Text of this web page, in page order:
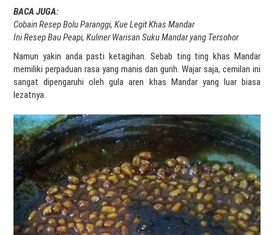
BACA JUGA:
Cobain Resep Bolu Paranggi, Kue Legit Khas Mandar
Ini Resep Bau Peapi, Kuliner Warisan Suku Mandar yang Tersohor
Namun yakin anda pasti ketagihan. Sebab ting ting khas Mandar
memiliki perpaduan rasa yang manis dan gurih. Wajar saja, cemilan ini
sangat dipengaruhi oleh gula aren khas Mandar yang luar biasa
lezatnya.